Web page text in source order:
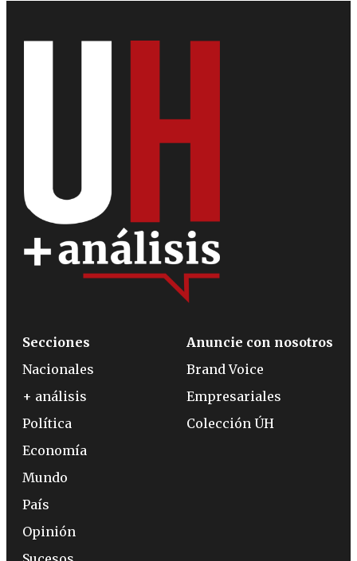
Secciones
Nacionales
+ análisis
Política
Economía
Mundo
País
Opinión
Anuncie con nosotros
Brand Voice
Empresariales
Colección ÚH